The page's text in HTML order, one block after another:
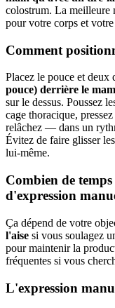
colostrum. La meilleure
pour votre corps et
Comment
Placez le pouce et deux
pouce) derrière le
sur le dessus. Poussez
cage thoracique,
relâchez — dans un
Évitez de faire glisser
lui-même.
Combien de
d'expression
Ça dépend de votre
l'aise si vous soulagez
pour maintenir la
fréquentes si vous
L'expression